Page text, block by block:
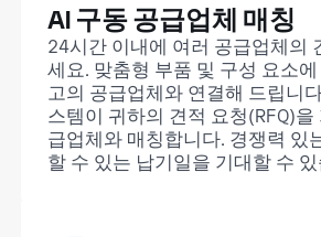
AI 구동 공급업체 매칭
24시간 이내에 여러 공급업체의
세요. 맞춤형 부품 및 구성 요소
고의 공급업체와 연결해 드립니
스템이 귀하의 견적 요청(RFQ)을
급업체와 매칭합니다. 경쟁력 있
할 수 있는 납기일을 기대할 수